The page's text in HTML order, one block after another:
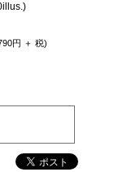
円 ＋ 税)